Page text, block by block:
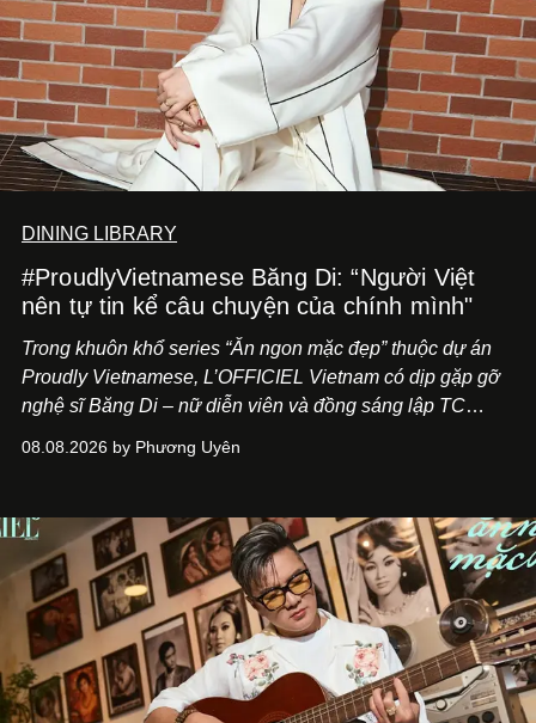
DINING LIBRARY
#ProudlyVietnamese Băng Di: “Người Việt
nên tự tin kể câu chuyện của chính mình"
Trong khuôn khổ series “Ăn ngon mặc đẹp” thuộc dự án
Proudly Vietnamese, L’OFFICIEL Vietnam có dịp gặp gỡ
nghệ sĩ Băng Di – nữ diễn viên và đồng sáng lập TC
Kitchen Bar và SALEM tại TP.HCM.
08.08.2026 by Phương Uyên